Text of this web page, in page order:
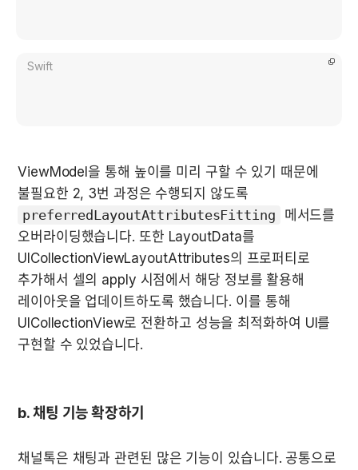
Swift
ViewModel을 통해 높이를 미리 구할 수 있기 때문에
preferredLayoutAttributesFitting
메서드를
오버라이딩했습니다. 또한 LayoutData를
UICollectionViewLayoutAttributes의 프로퍼티로
추가해서 셀의 apply 시점에서 해당 정보를 활용해
레이아웃을 업데이트하도록 했습니다. 이를 통해
UICollectionView로 전환하고 성능을 최적화하여 UI를
구현할 수 있었습니다.
b. 채팅 기능 확장하기
채널톡은 채팅과 관련된 많은 기능이 있습니다. 공통으로